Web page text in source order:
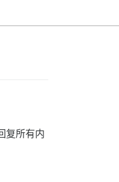
复所有内